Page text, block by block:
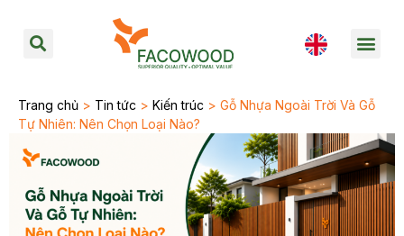
Trang chủ > Tin tức > Kiến trúc > Gỗ Nhựa Ngoài Trời Và Gỗ
Tự Nhiên: Nên Chọn Loại Nào?